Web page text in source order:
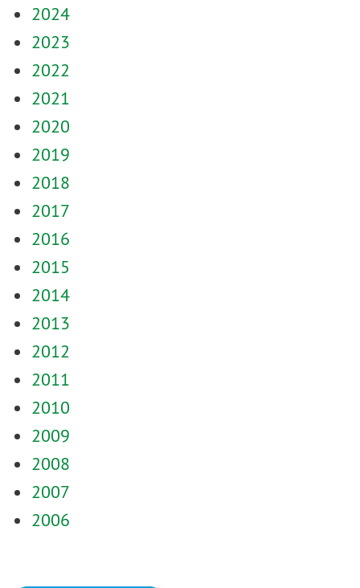
2024
2023
2022
2021
2020
2019
2018
2017
2016
2015
2014
2013
2012
2011
2010
2009
2008
2007
2006